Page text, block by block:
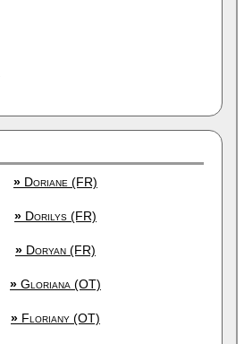
» Doriane (FR)
» Dorilys (FR)
» Doryan (FR)
» Gloriana (OT)
» Floriany (OT)